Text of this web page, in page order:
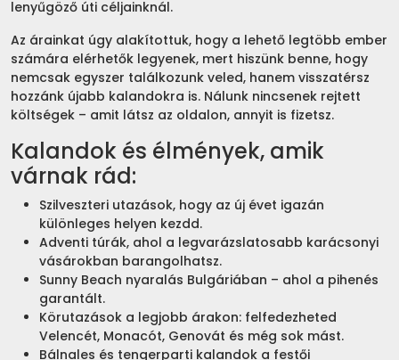
lenyűgöző úti céljainknál.
Az árainkat úgy alakítottuk, hogy a lehető legtöbb ember
számára elérhetők legyenek, mert hiszünk benne, hogy
nemcsak egyszer találkozunk veled, hanem visszatérsz
hozzánk újabb kalandokra is. Nálunk nincsenek rejtett
költségek – amit látsz az oldalon, annyit is fizetsz.
Kalandok és élmények, amik
várnak rád:
Szilveszteri utazások, hogy az új évet igazán
különleges helyen kezdd.
Adventi túrák, ahol a legvarázslatosabb karácsonyi
vásárokban barangolhatsz.
Sunny Beach nyaralás Bulgáriában – ahol a pihenés
garantált.
Körutazások a legjobb árakon: felfedezheted
Velencét, Monacót, Genovát és még sok mást.
Bálnales és tengerparti kalandok a festői